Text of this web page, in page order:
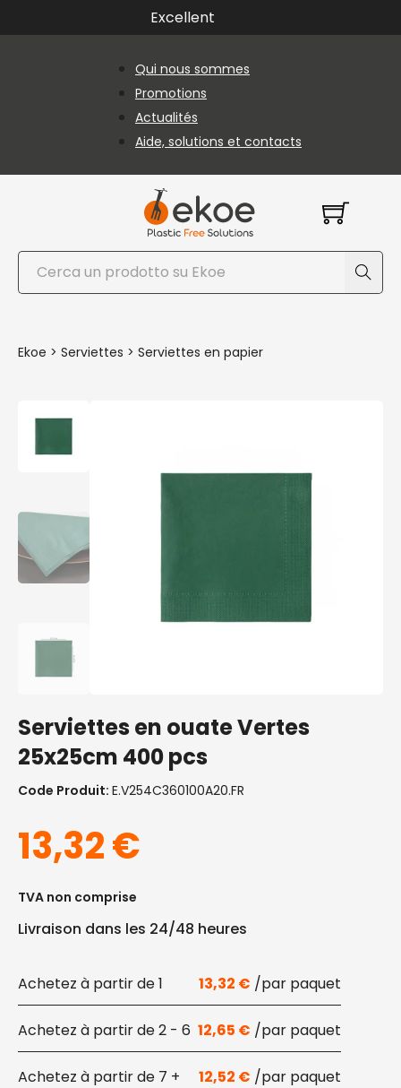
Passer au contenu principal
Passer au pied de page
Excellent
Qui nous sommes
Promotions
Actualités
Aide, solutions et contacts
Rechercher
Ekoe > Serviettes > Serviettes en papier
Serviettes en ouate Vertes
25x25cm 400 pcs
Code Produit: E.V254C360100A20.FR
13,32€
TVA non comprise
Livraison dans les 24/48 heures
1 13,32 €
2 - 6 12,65 €
7 + 12,52 €